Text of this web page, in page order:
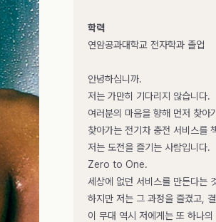
학력
연암공과대학교 전자학과 졸업
안녕하십니까.
저는 가만히 기다리지 않습니다.
여러분의 마음을 향해 먼저 찾아
찾아가는 전기차 충전 서비스를
저는 도전을 즐기는 사람입니다.
Zero to One.
세상에 없던 서비스를 만든다는
하지만 저는 그 과정을 즐겼고,
이 무대 역시 저에게는 또 하나